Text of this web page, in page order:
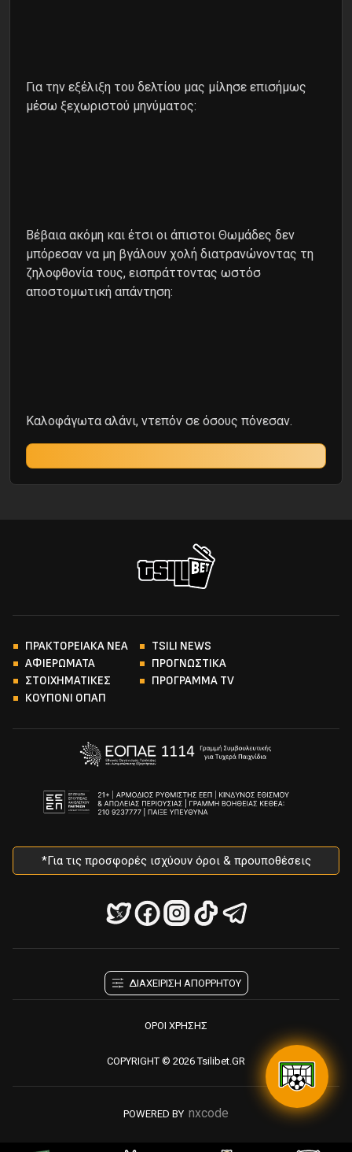
Για την εξέλιξη του δελτίου μας μίλησε επισήμως
μέσω ξεχωριστού μηνύματος:
Bέβαια ακόμη και έτσι οι άπιστοι Θωμάδες δεν
μπόρεσαν να μη βγάλουν χολή διατρανώνοντας τη
ζηλοφθονία τους, εισπράττοντας ωστόσ
αποστομωτική απάντηση:
Kαλοφάγωτα αλάνι, ντεπόν σε όσους πόνεσαν.
ΠΡΑΚΤΟΡΕΙΑΚΑ ΝΕΑ
TSILI NEWS
ΑΦΙΕΡΩΜΑΤΑ
ΠΡΟΓΝΩΣΤΙΚΑ
ΣΤΟΙΧΗΜΑΤΙΚΕΣ
ΠΡΟΓΡΑΜΜΑ TV
ΚΟΥΠΟΝΙ ΟΠΑΠ
*Για τις προσφορές ισχύουν όροι & προυποθέσεις
ΔΙΑΧΕΙΡΙΣΗ ΑΠΟΡΡΗΤΟΥ
ΟΡΟΙ ΧΡΗΣΗΣ
POWERED BY nxcode
COPYRIGHT © 2026 Tsilibet.GR